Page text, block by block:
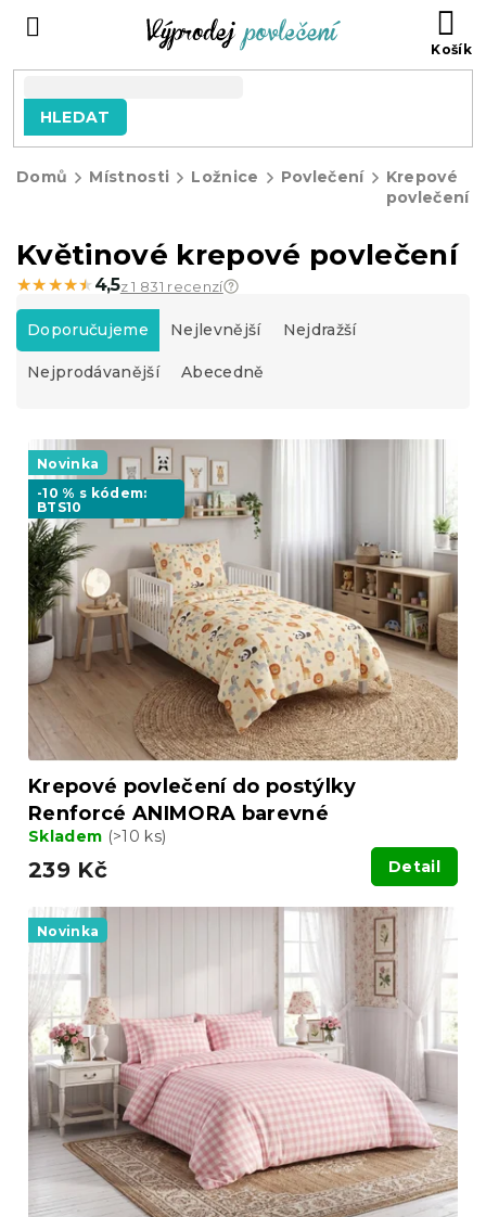
HLEDAT
Domů Místnosti Ložnice Povlečení
Krepové
povlečení
Květinové krepové povlečení
★★★★★
★★★★★ 4,5z 1 831 recenzí
Ř
z
e
p
d
u
k
ů
Doporučujeme Nejlevnější Nejdražší
Nejprodávanější Abecedně
p
p
o
d
k
Novinka
-10 % s kódem:
BTS10
Krepové povlečení do postýlky
Renforcé ANIMORA barevné
Skladem (>10 ks)
239 Kč Detail
Novinka